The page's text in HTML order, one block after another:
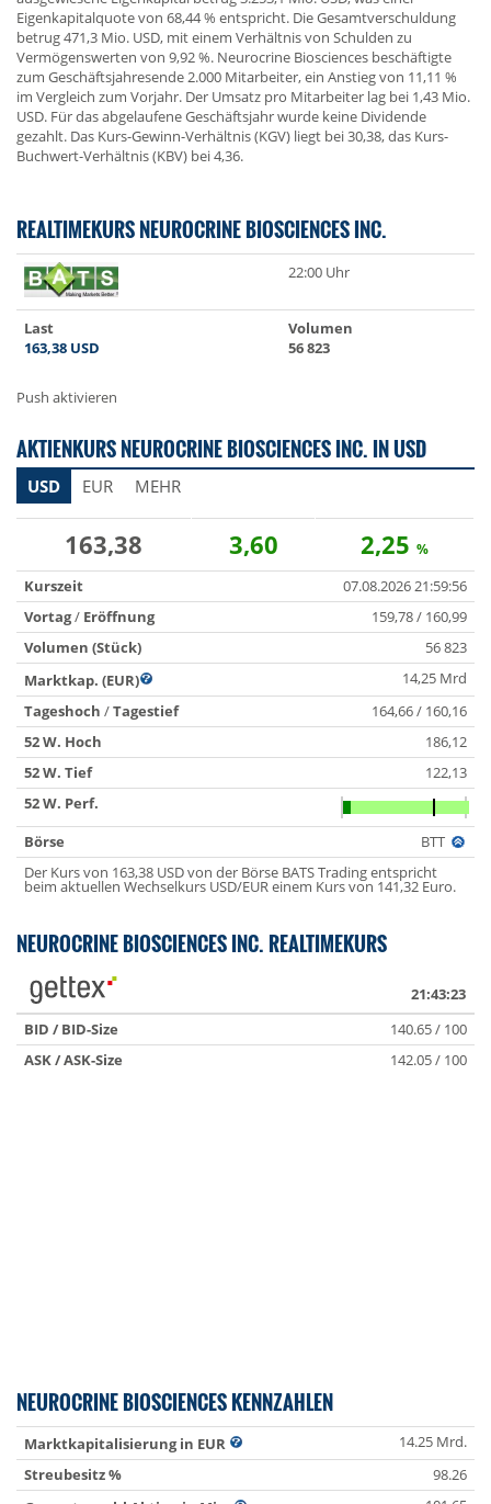
Eigenkapitalquote von 68,44 % entspricht. Die Gesamtverschuldung
betrug 471,3 Mio. USD, mit einem Verhältnis von Schulden zu
Vermögenswerten von 9,92 %. Neurocrine Biosciences beschäftigte
zum Geschäftsjahresende 2.000 Mitarbeiter, ein Anstieg von 11,11 %
im Vergleich zum Vorjahr. Der Umsatz pro Mitarbeiter lag bei 1,43 Mio.
USD. Für das abgelaufene Geschäftsjahr wurde keine Dividende
gezahlt. Das Kurs-Gewinn-Verhältnis (KGV) liegt bei 30,38, das Kurs-
Buchwert-Verhältnis (KBV) bei 4,36.
REALTIMEKURS NEUROCRINE BIOSCIENCES INC.
22:00 Uhr
Last
163,38 USD
Volumen
56 823
Push aktivieren
AKTIENKURS NEUROCRINE BIOSCIENCES INC. IN USD
USD EUR MEHR
163,38 3,60 2,25 %
Kurszeit
07.08.2026 21:59:56
Vortag/ Eröffnung
159,78 / 160,99
Volumen (Stück)
56 823
Marktkap. (EUR)
14,25 Mrd
Tageshoch /Tagestief
164,66 / 160,16
52 W. Hoch
186,12
52 W. Tief
122,13
52 W. Perf.
Börse
BTT
Der Kurs von 163,38 USD von der Börse BATS Trading entspricht
beim aktuellen Wechselkurs USD/EUR einem Kurs von 141,32 Euro.
NEUROCRINE BIOSCIENCES INC. REALTIMEKURS
21:43:23
BID / BID-Size
140.65 / 100
ASK / ASK-Size
142.05 / 100
NEUROCRINE BIOSCIENCES KENNZAHLEN
Marktkapitalisierung in EUR
14.25 Mrd.
Streubesitz %
98.26